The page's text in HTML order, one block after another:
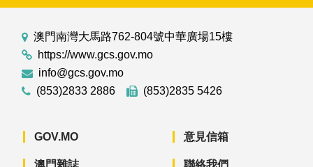
澳門南灣大馬路762-804號中華廣場15樓
https://www.gcs.gov.mo
info@gcs.gov.mo
(853)2833 2886
(853)2835 5426
GOV.MO 意見信箱